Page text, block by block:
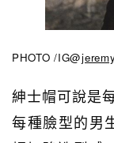
PHOTO /IG@
紳士帽可說是
每種臉型的男